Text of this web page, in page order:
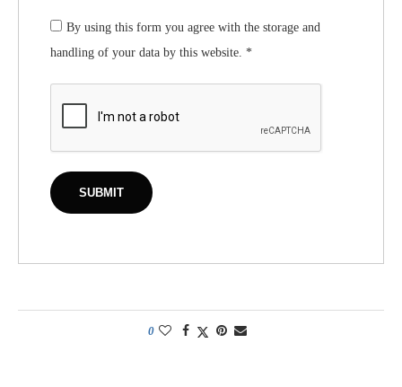
By using this form you agree with the storage and
handling of your data by this website. *
0